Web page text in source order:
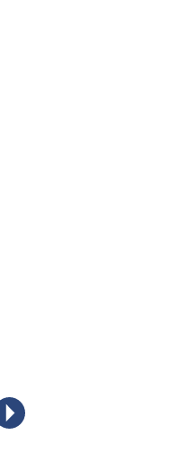
Stefanie Diers/www.trainerkoffer.de